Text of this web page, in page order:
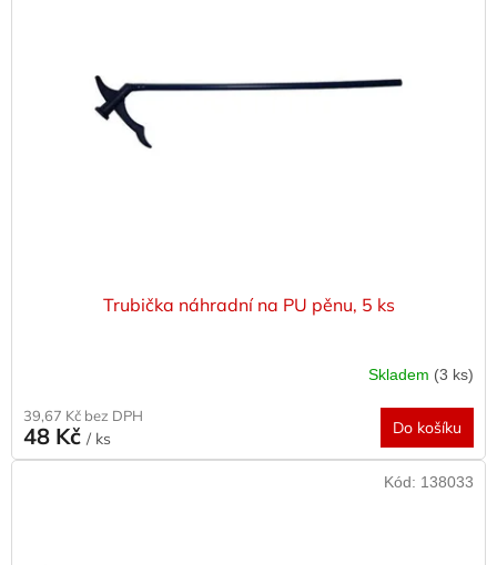
Trubička náhradní na PU pěnu, 5 ks
Skladem (3 ks)
39,67 Kč bez DPH
48 Kč / ks
Do košíku
Kód: 138033